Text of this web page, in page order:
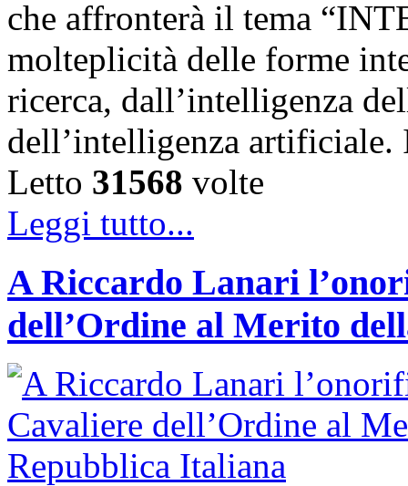
che affronterà il tema
molteplicità delle forme
ricerca, dall’intelligenza
dell’intelligenza
Letto 31568 volte
Leggi tutto...
A Riccardo Lanari
dell’Ordine al Merito